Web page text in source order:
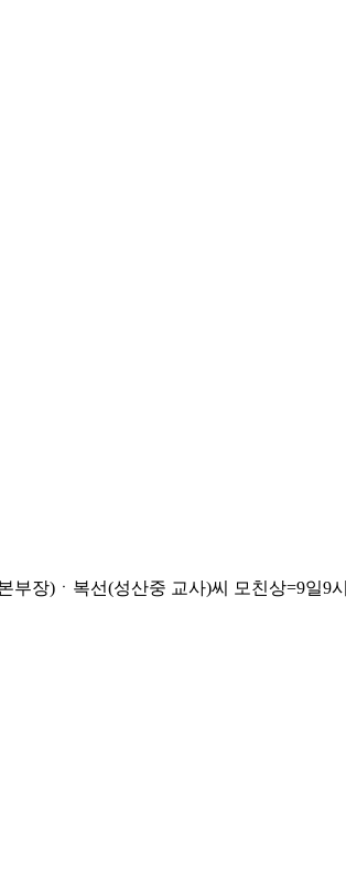
장)ㆍ복선(성산중 교사)씨 모친상=9일9